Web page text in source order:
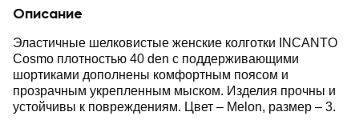
Описание
Эластичные шелковистые женские колготки INCANTO
Cosmo плотностью 40 den с поддерживающими
шортиками дополнены комфортным поясом и
прозрачным укрепленным мыском. Изделия прочны и
устойчивы к повреждениям. Цвет – Melon, размер – 3.